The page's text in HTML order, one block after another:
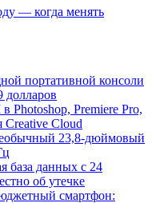
— когда менять
портативной консоли
долларов
Photoshop, Premiere Pro,
Creative Cloud
23,8-дюймовый
база данных с 24
об утечке
смартфон: